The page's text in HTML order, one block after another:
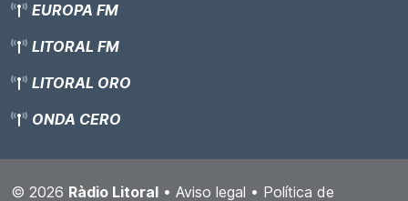
EUROPA FM
LITORAL FM
LITORAL ORO
ONDA CERO
© 2026 Ràdio Litoral • Aviso legal • Política de